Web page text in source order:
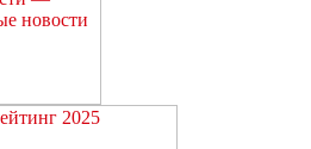
дня в Тульской области на сайте